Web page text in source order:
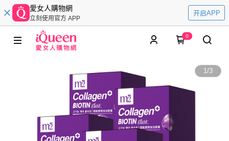
愛女人購物網
立刻使用官方 APP
开启APP
0
1/3